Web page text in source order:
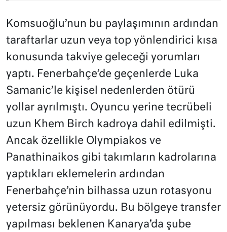
Komsuoğlu’nun bu paylaşımının ardından
taraftarlar uzun veya top yönlendirici kısa
konusunda takviye geleceği yorumları
yaptı. Fenerbahçe’de geçenlerde Luka
Samanic’le kişisel nedenlerden ötürü
yollar ayrılmıştı. Oyuncu yerine tecrübeli
uzun Khem Birch kadroya dahil edilmişti.
Ancak özellikle Olympiakos ve
Panathinaikos gibi takımların kadrolarına
yaptıkları eklemelerin ardından
Fenerbahçe’nin bilhassa uzun rotasyonu
yetersiz görünüyordu. Bu bölgeye transfer
yapılması beklenen Kanarya’da şube